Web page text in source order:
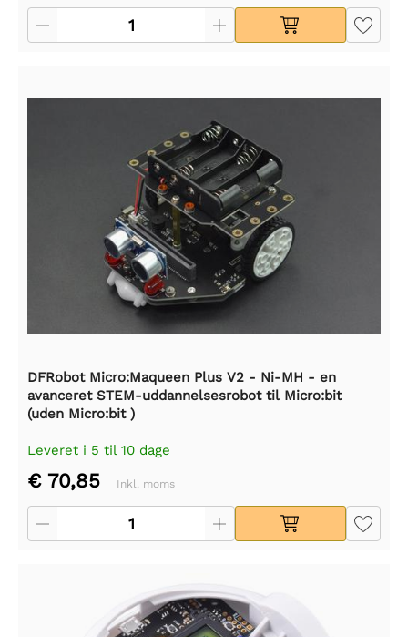
DFRobot Micro:Maqueen Plus V2 - Ni-MH - en
avanceret STEM-uddannelsesrobot til Micro:bit
(uden Micro:bit )
Leveret i 5 til 10 dage
€ 70,85 Inkl. moms